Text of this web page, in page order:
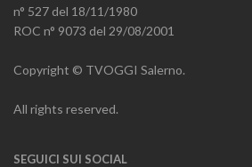
n° 527 del 18/11/1980
ROC n° 9073 del 29/08/2001
Copyright © TVOGGI Salerno.
All rights reserved.
SEGUICI SUI SOCIAL